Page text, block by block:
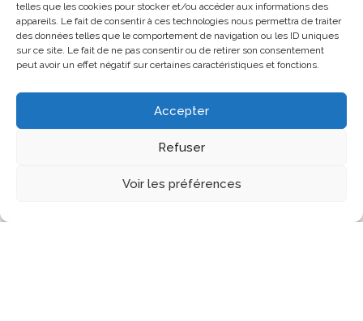
telles que les cookies pour stocker et/ou accéder aux informations des
appareils. Le fait de consentir à ces technologies nous permettra de traiter
des données telles que le comportement de navigation ou les ID uniques
sur ce site. Le fait de ne pas consentir ou de retirer son consentement
peut avoir un effet négatif sur certaines caractéristiques et fonctions.
Accepter
Refuser
Voir les préférences
Assises 2024
Editions précédentes